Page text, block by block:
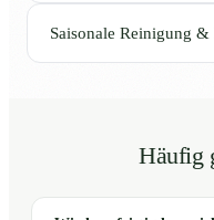
Saisonale Reinigung
Häufig